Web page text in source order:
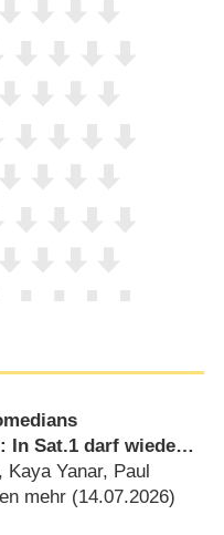
In Sat.1 darf wieder
Yanar, Paul
mehr (14.07.2026)